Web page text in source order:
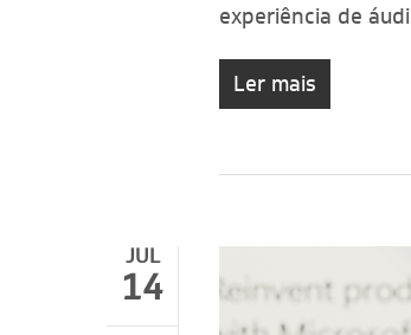
experiência de
Ler mais
JUL
14